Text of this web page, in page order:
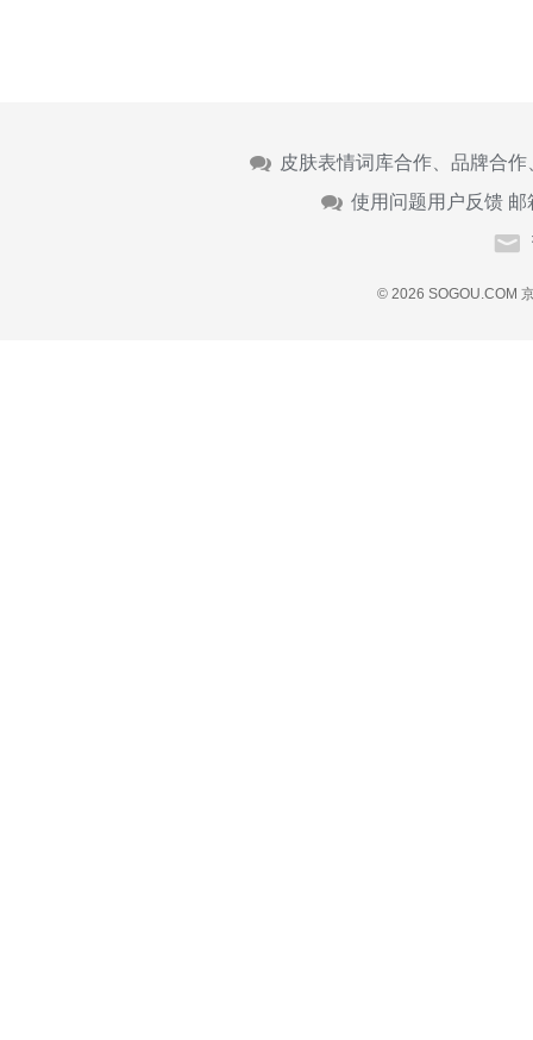
皮肤表情词库合作、品牌合
使用问题用户反馈 邮
© 2026 SOGOU.COM